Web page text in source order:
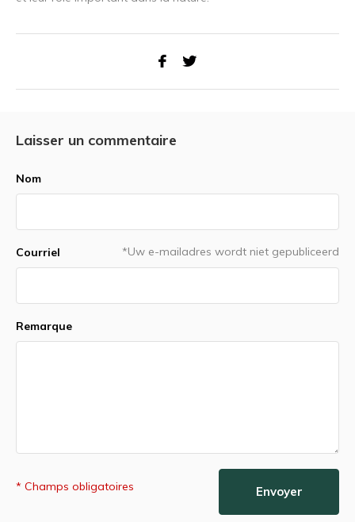
Laisser un commentaire
Nom
Courriel *Uw e-mailadres wordt niet gepubliceerd
Remarque
* Champs obligatoires Envoyer